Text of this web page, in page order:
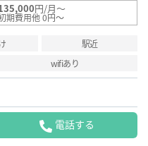
円/月～
期費用他 0円～
駅近
wifiあり
電話する